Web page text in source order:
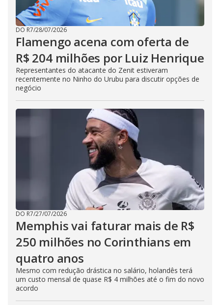
DO R7/28/07/2026
Flamengo acena com oferta de
R$ 204 milhões por Luiz Henrique
Representantes do atacante do Zenit estiveram
recentemente no Ninho do Urubu para discutir opções de
negócio
DO R7/27/07/2026
Memphis vai faturar mais de R$
250 milhões no Corinthians em
quatro anos
Mesmo com redução drástica no salário, holandês terá
um custo mensal de quase R$ 4 milhões até o fim do novo
acordo